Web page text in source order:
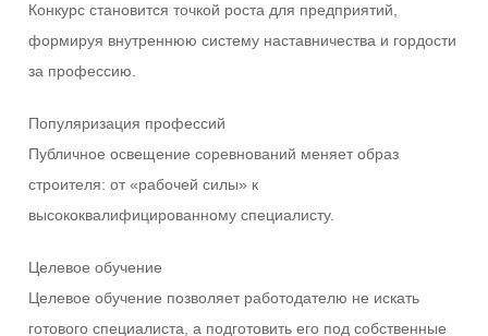
Конкурс становится точкой роста для предприятий,
формируя внутреннюю систему наставничества и гордости
за профессию.
Популяризация профессий
Публичное освещение соревнований меняет образ
строителя: от «рабочей силы» к
высококвалифицированному специалисту.
Целевое обучение
Целевое обучение позволяет работодателю не искать
готового специалиста, а подготовить его под собственные